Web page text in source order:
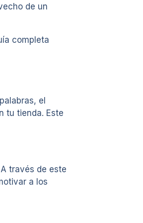
de un
completa
el
tu tienda. Este
través de este
a los